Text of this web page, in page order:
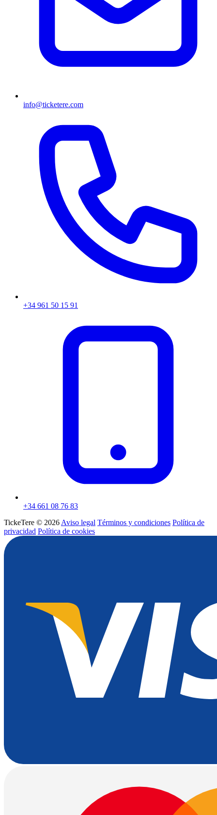
info@ticketere.com
+34 961 50 15 91
+34 661 08 76 83
TickeTere © 2026Aviso legal Términos y condiciones Política de
privacidad Política de cookies